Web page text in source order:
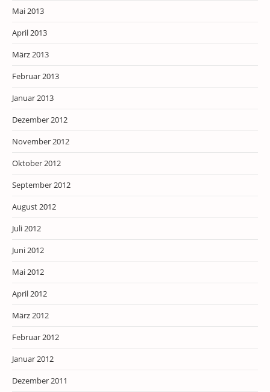
Mai 2013
April 2013
März 2013
Februar 2013
Januar 2013
Dezember 2012
November 2012
Oktober 2012
September 2012
August 2012
Juli 2012
Juni 2012
Mai 2012
April 2012
März 2012
Februar 2012
Januar 2012
Dezember 2011